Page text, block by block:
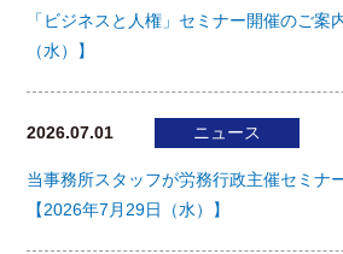
「ビジネスと人権」セミナー開催のご案
（水）】
2026.07.01 ニュース
当事務所スタッフが労務行政主催セミナ
【2026年7月29日（水）】